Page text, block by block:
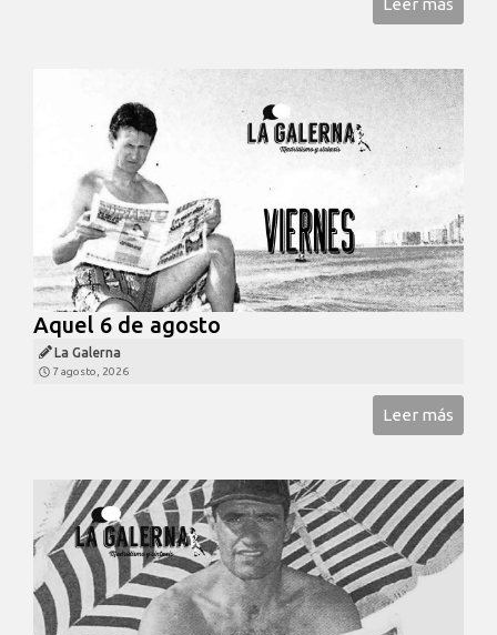
Leer más
Aquel 6 de agosto
La Galerna
7 agosto, 2026
Leer más